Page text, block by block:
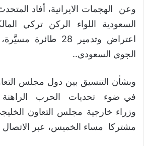
وعن الهجمات الايرانية، أفاد
السعودية اللواء الركن تركي
اعتراض وتدمير 28
الجوي السعودي..
وبشأن التنسيق بين دول مجلس
في ضوء تحديات الحرب الراهنة
وزراء خارجية مجلس التعاون
مشتركا مساء الخميس، عبر الاتصال